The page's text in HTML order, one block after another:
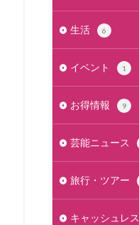
生活 6
イベント 1
お得情報 9
芸能ニュース
旅行・ツアー
キャッシュレス